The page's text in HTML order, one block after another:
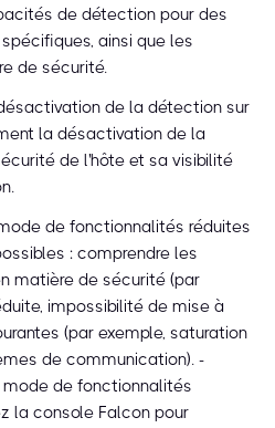
de détection pour des
ainsi que les
de sécurité.
de la détection sur
la désactivation de la
de l'hôte et sa visibilité
de fonctionnalités réduites
: comprendre les
matière de sécurité (par
impossibilité de mise à
(par exemple, saturation
de communication). -
de fonctionnalités
la console Falcon pour